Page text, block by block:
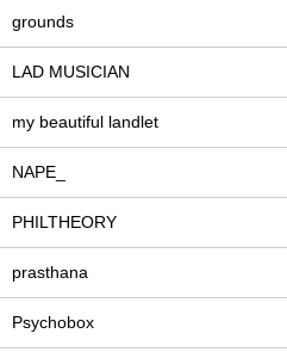
grounds
LAD MUSICIAN
my beautiful landlet
NAPE_
PHILTHEORY
prasthana
Psychobox